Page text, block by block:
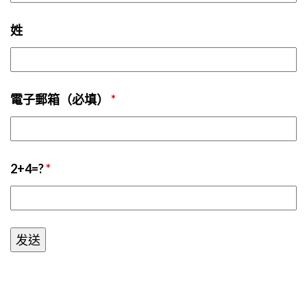
姓
電子郵箱（必填） *
2+4=?*